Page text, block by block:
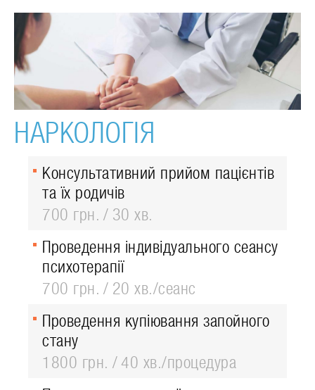
НАРКОЛОГІЯ
Консультативний прийом пацієнтів
та їх родичів
700 грн.
30 хв.
Проведення індивідуального сеансу
психотерапії
700 грн.
20 хв./сеанс
Проведення купіювання запойного
стану
1800 грн.
40 хв./процедура